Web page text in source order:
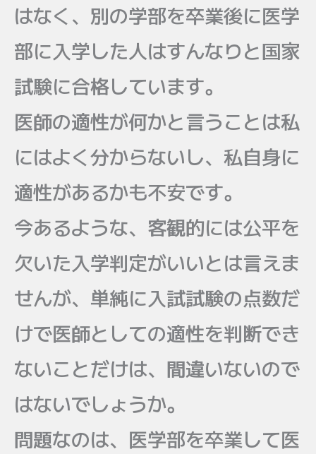
はなく、別の学部を卒業後に医学
部に入学した人はすんなりと国家
試験に合格しています。
医師の適性が何かと言うことは私
にはよく分からないし、私自身に
適性があるかも不安です。
今あるような、客観的には公平を
欠いた入学判定がいいとは言えま
せんが、単純に入試試験の点数だ
けで医師としての適性を判断でき
ないことだけは、間違いないので
はないでしょうか。
問題なのは、医学部を卒業して医